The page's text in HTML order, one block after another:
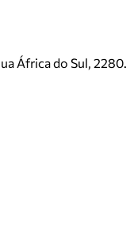
África do Sul,